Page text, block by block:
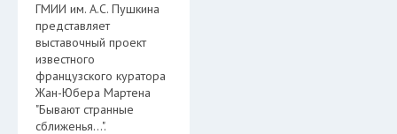
ГМИИ им. А.С. Пушкина
представляет
выставочный проект
известного
французского куратора
Жан-Юбера Мартена
"Бывают странные
сближенья…".